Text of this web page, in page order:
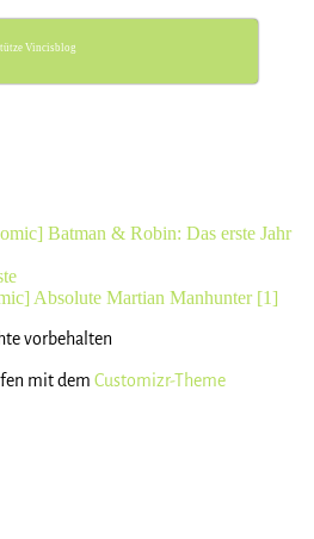
Vincisblog
Batman & Robin: Das erste Jahr
Absolute Martian Manhunter [1]
vorbehalten
mit dem Customizr-Theme